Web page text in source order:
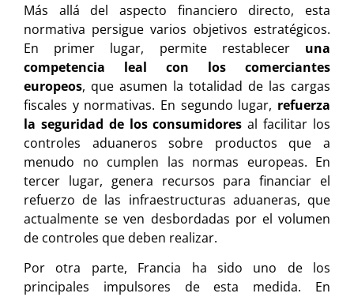
Más allá del aspecto financiero directo, esta
normativa persigue varios objetivos estratégicos.
En primer lugar, permite restablecer una
competencia leal con los comerciantes
europeos, que asumen la totalidad de las cargas
fiscales y normativas. En segundo lugar, refuerza
la seguridad de los consumidores al facilitar los
controles aduaneros sobre productos que a
menudo no cumplen las normas europeas. En
tercer lugar, genera recursos para financiar el
refuerzo de las infraestructuras aduaneras, que
actualmente se ven desbordadas por el volumen
de controles que deben realizar.
Por otra parte, Francia ha sido uno de los
principales impulsores de esta medida. En